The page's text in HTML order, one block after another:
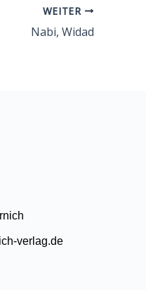
WEITER
Nabi, Widad
verlag.de